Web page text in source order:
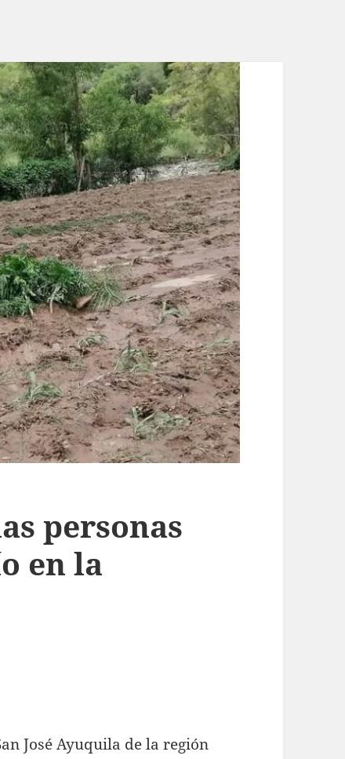
personas
en la
José Ayuquila de la región